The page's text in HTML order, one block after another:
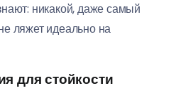
никакой, даже самый
ляжет идеально на
для стойкости